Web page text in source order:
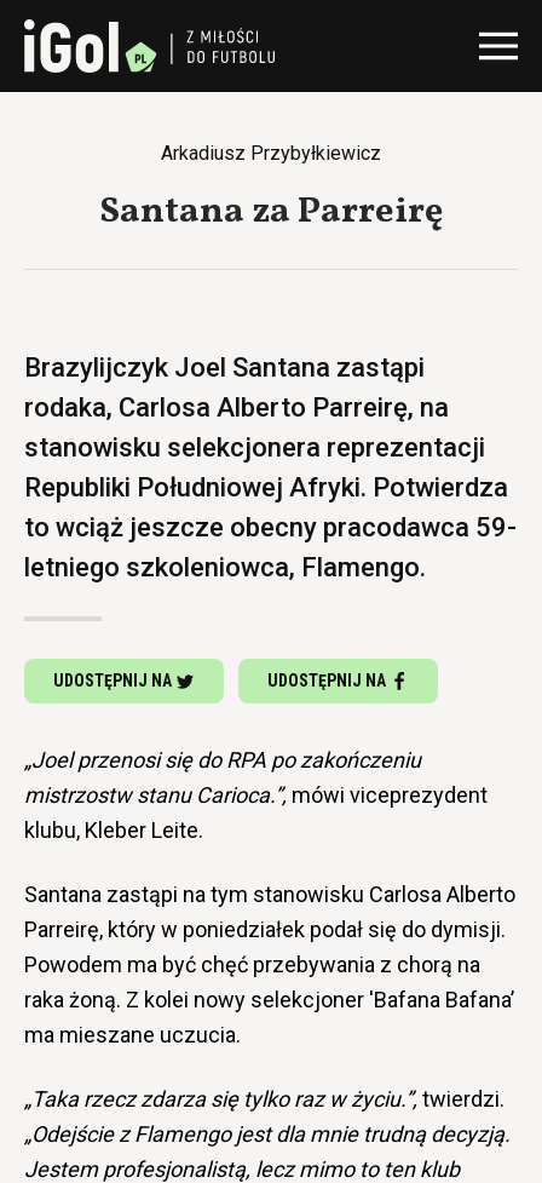
Arkadiusz Przybyłkiewicz
Santana za Parreirę
Brazylijczyk Joel Santana zastąpi
rodaka, Carlosa Alberto Parreirę, na
stanowisku selekcjonera reprezentacji
Republiki Południowej Afryki. Potwierdza
to wciąż jeszcze obecny pracodawca 59-
letniego szkoleniowca, Flamengo.
UDOSTĘPNIJ NA UDOSTĘPNIJ NA
„Joel przenosi się do RPA po zakończeniu
mistrzostw stanu Carioca.”, mówi viceprezydent
klubu, Kleber Leite.
Santana zastąpi na tym stanowisku Carlosa Alberto
Parreirę, który w poniedziałek podał się do dymisji.
Powodem ma być chęć przebywania z chorą na
raka żoną. Z kolei nowy selekcjoner 'Bafana Bafana’
ma mieszane uczucia.
„Taka rzecz zdarza się tylko raz w życiu.”, twierdzi.
„Odejście z Flamengo jest dla mnie trudną decyzją.
Jestem profesjonalistą, lecz mimo to ten klub